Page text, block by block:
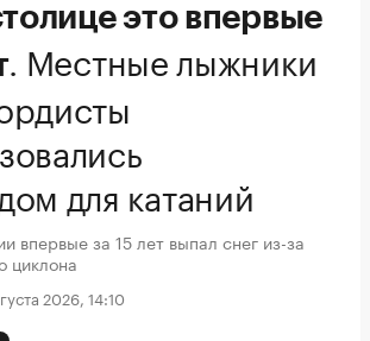
это впервые
. Местные лыжники
для катаний
впервые за 15 лет выпал снег из-за
циклона
2026, 14:10